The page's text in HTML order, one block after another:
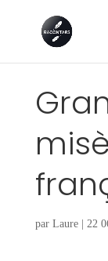
par Laure| 22